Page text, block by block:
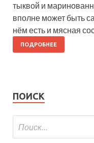
тыквой и
вполне может быть
нём есть и мясная
ПОДРОБНЕЕ
ПОИСК